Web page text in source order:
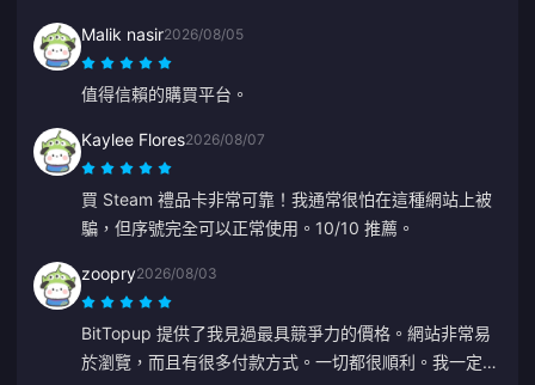
Malik nasir2026/08/05
值得信賴的購買平台。
Kaylee Flores2026/08/07
買 Steam 禮品卡非常可靠！我通常很怕在這種網站上被
騙，但序號完全可以正常使用。10/10 推薦。
zoopry2026/08/03
BitTopup 提供了我見過最具競爭力的價格。網站非常易
於瀏覽，而且有很多付款方式。一切都很順利。我一定會